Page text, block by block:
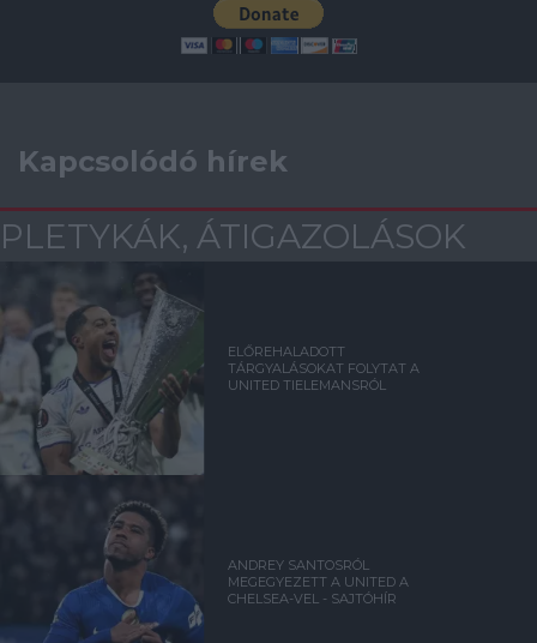
Kapcsolódó hírek
PLETYKÁK, ÁTIGAZOLÁSOK
ELŐREHALADOTT
TÁRGYALÁSOKAT FOLYTAT A
UNITED TIELEMANSRÓL
ANDREY SANTOSRÓL
MEGEGYEZETT A UNITED A
CHELSEA-VEL - SAJTÓHÍR